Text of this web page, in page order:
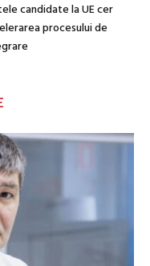
candidate la UE cer
procesului de